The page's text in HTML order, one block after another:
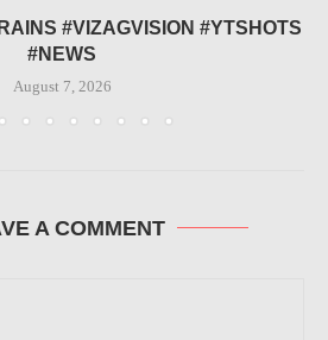
#VIZAGVISION #YTSHOTS
#NEWS
August 7, 2026
A COMMENT